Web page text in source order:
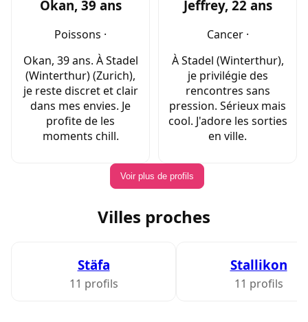
Okan, 39 ans
Poissons ·
Okan, 39 ans. À Stadel
(Winterthur) (Zurich),
je reste discret et clair
dans mes envies. Je
profite de les
moments chill.
Jeffrey, 22 ans
Cancer ·
À Stadel (Winterthur),
je privilégie des
rencontres sans
pression. Sérieux mais
cool. J'adore les sorties
en ville.
Voir plus de profils
Villes proches
Stäfa
11 profils
Stallikon
11 profils